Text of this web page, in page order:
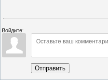
Войдите:
Отправить